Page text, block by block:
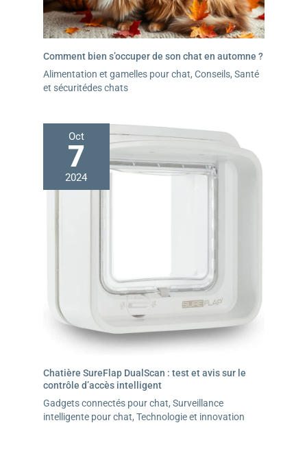
Comment bien s’occuper de son chat en automne ?
Alimentation et gamelles pour chat, Conseils, Santé
et sécuritédes chats
Oct
7
2024
Chatière SureFlap DualScan : test et avis sur le
contrôle d’accès intelligent
Gadgets connectés pour chat, Surveillance
intelligente pour chat, Technologie et innovation